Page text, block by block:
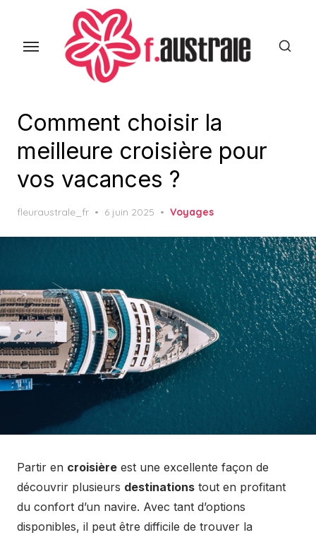
Comment choisir la
meilleure croisière pour
vos vacances ?
fleuraustrale_fr
Posted
6 juin 2025 Voyages
Partir en croisière est une excellente façon de
découvrir plusieurs destinations tout en profitant
du confort d’un navire. Avec tant d’options
disponibles, il peut être difficile de trouver la